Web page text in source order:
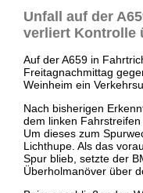
Unfall auf der
verliert Kontrolle
Auf der A659 in
Freitagnachmittag
Weinheim ein
Nach bisherigen
dem linken
Um dieses zum
Lichthupe. Als das
Spur blieb, setzte der
Überholmanöver über